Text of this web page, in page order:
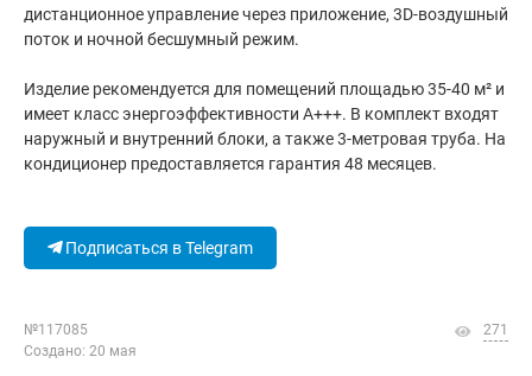
дистанционное управление через приложение, 3D-воздушный
поток и ночной бесшумный режим.
Изделие рекомендуется для помещений площадью 35-40 м² и
имеет класс энергоэффективности A+++. В комплект входят
наружный и внутренний блоки, а также 3-метровая труба. На
кондиционер предоставляется гарантия 48 месяцев.
Подписаться в Telegram
№117085
Создано: 20 мая
271